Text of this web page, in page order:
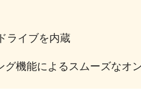
ライブを内蔵
グ機能によるスムーズなオ